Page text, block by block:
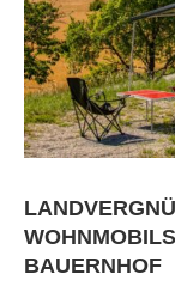
BAUERNHOF